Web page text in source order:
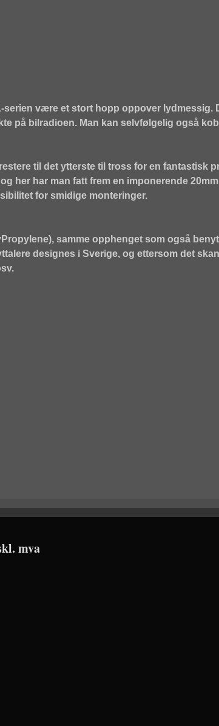
være et stort hopp oppover lydmessig.
på bilradioen. Man kan selvfølgelig også
til det ytterste til tross for en fantastisk
her har man fatt frem en imponerende
for smidige monteringer.
samme opphenget som også
designes i Sverige, og ettersom det
mva